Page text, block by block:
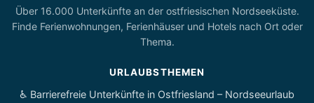
Über 16.000 Unterkünfte an der ostfriesischen Nordseeküste.
Finde Ferienwohnungen, Ferienhäuser und Hotels nach Ort oder
Thema.
URLAUBSTHEMEN
♿ Barrierefreie Unterkünfte in Ostfriesland – Nordseeurlaub